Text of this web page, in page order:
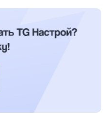
= максимальная